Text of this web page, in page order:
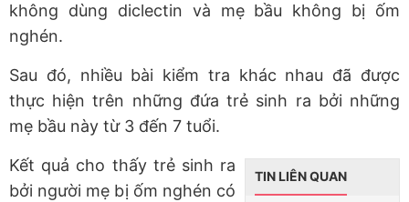
không dùng diclectin và mẹ bầu không bị ốm
nghén.
Sau đó, nhiều bài kiểm tra khác nhau đã được
thực hiện trên những đứa trẻ sinh ra bởi những
mẹ bầu này từ 3 đến 7 tuổi.
TIN LIÊN QUAN
Kết quả cho thấy trẻ sinh ra
bởi người mẹ bị ốm nghén có